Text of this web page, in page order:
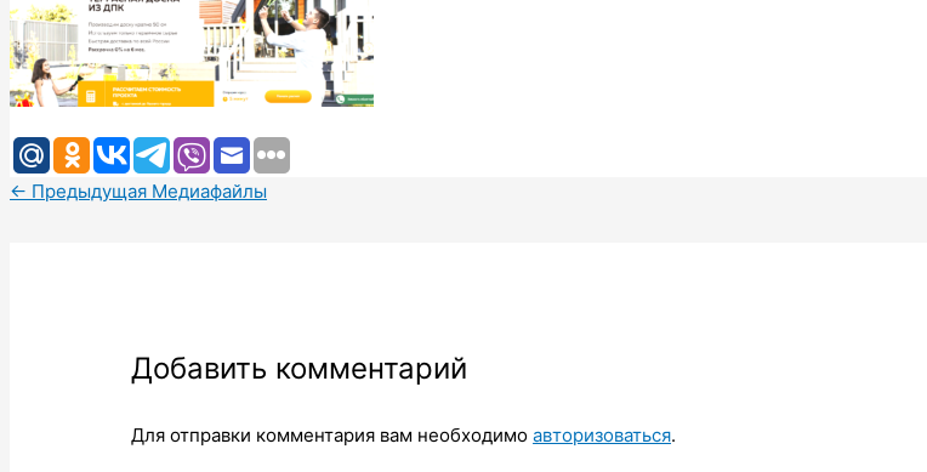
← Предыдущая Медиафайлы
Добавить комментарий
Для отправки комментария вам необходимоавторизоваться.